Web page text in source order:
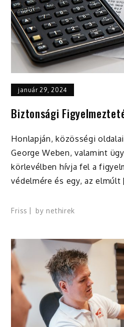
január 29, 2024
Biztonsági
Honlapján, közösségi
George Weben, valamint
körlevélben hívja fel a
védelmére és egy, az elmúlt
Friss by nethirek